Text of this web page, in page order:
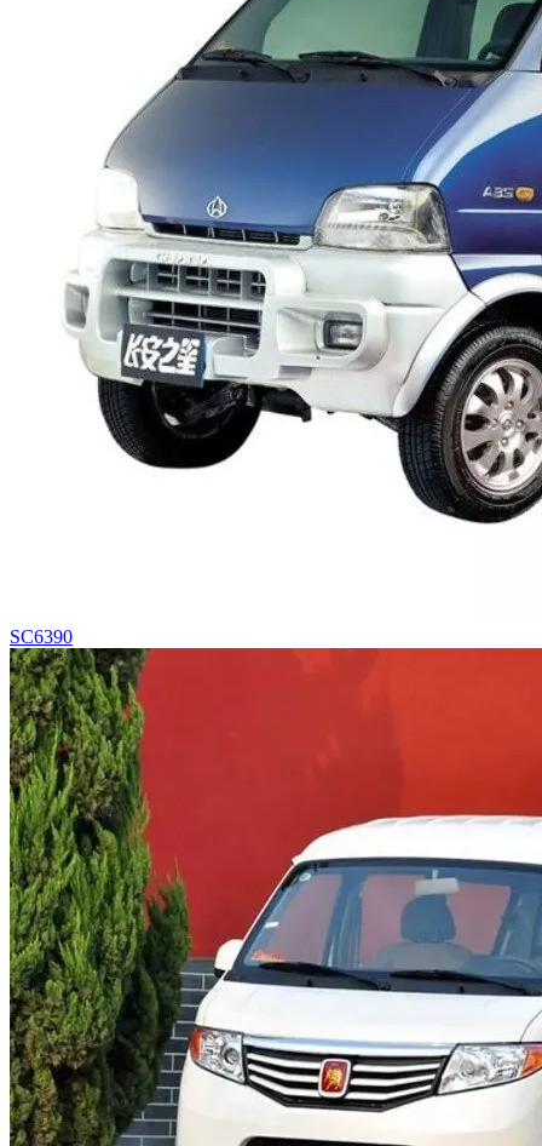
SC6390